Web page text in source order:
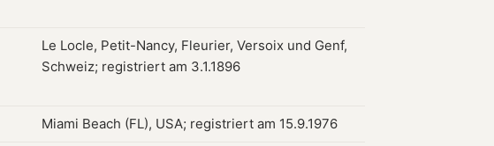
Le Locle, Petit-Nancy, Fleurier, Versoix und Genf,
Schweiz; registriert am 3.1.1896
Miami Beach (FL), USA; registriert am 15.9.1976